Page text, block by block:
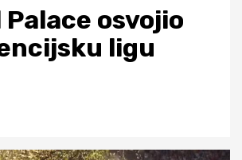
osvojio
ligu